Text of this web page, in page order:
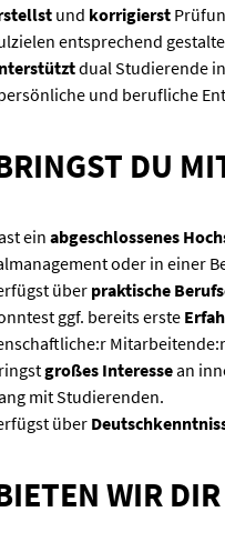
und korrigierst
entsprechend
dual Studierende
und berufliche
DU
einabgeschlossenes
oder in einer
über praktische
ggf. bereits erste
großes Interessean
mit Studierenden.
über
WIR DIR